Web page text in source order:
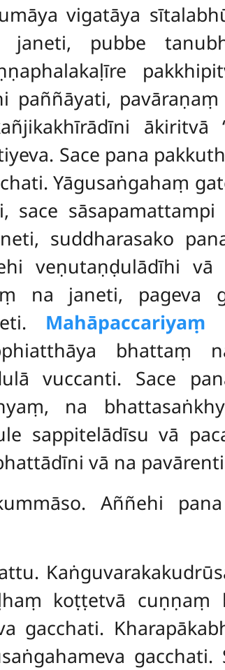
vigatāya
janeti, pubbe
ākiritvā
Sace pana
Yāgusaṅgahaṃ
sace sāsapamattampi
suddharasako
veṇutaṇḍulādīhi
na janeti, pageva
Mahāpaccariyaṃ
bhattaṃ
vuccanti. Sace
na
sappitelādīsu vā
vā na
Aññehi
koṭṭetvā cuṇṇaṃ
gacchati.
gacchati.